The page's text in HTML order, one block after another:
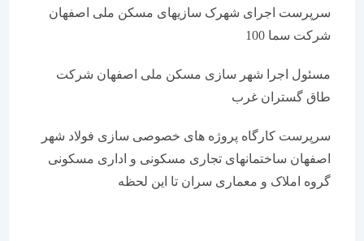
سرپرست اجرای شهرک سازیهای مسکن ملی اصفهان
شرکت سما 100
مسئول اجرا شهر سازی مسکن ملی اصفهان شرکت
طاق گستران غرب
سرپرست کارگاه پروژه های خصوصی سازی فولاد شهر
اصفهان ساختمانهای تجاری مسکونی و اداری مسکونی
گروه املاک و معماری سران تا این لحظه